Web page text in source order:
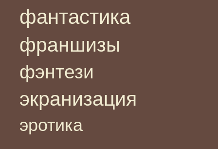
фантастика
франшизы
фэнтези
экранизация
эротика